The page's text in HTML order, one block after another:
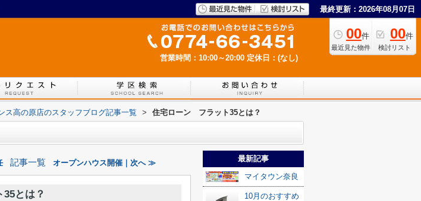
最終更新：2026年08月07日
00件
最近見た物件
00件
検討リスト
営業時間：10:00～20:00 定休日：(なし)
ス高の原店のスタッフブログ記事一覧 > 住宅ローン フラット35とは？
記事一覧 オープンハウス開催｜次へ ≫
とは？
最新記事
マイタウン奈良
10月のおすすめ